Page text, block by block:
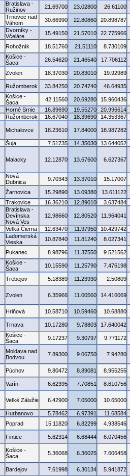
Bratislava -
Ružinov
21.69700 23.02800 26.61100
Trnovec nad
Váhom
30.66990 22.80860 20.898787
Dvorníky -
Včeláre
15.49150 21.57010 22.775966
Rohožník 18.51760 21.51110 8.730109
Košice -
Šaca
26.54620 21.46540 17.706112
Zvolen 18.37030 20.83010 19.92989
Ružomberok 33.84250 20.74740 46.64935
Košice -
Šaca
42.11560 20.69280 15.960436
Horné Srnie 16.89690 19.55270 20.996614
Ružomberok 16.67040 18.39690 14.353367
Michalovce 18.23610 17.84000 18.987282
Šuja 7.51735 14.35030 13.644052
Malacky 12.12870 13.67600 6.627367
Nová
Dubnica
9.70343 13.37010 15.17007
Žarnovica 15.29890 13.09380 13.611122
Trakovice 16.36210 12.89010 3.637484
Bratislava -
Devínska
Nová Ves
12.98660 12.80520 11.964041
Veľká Čierna 12.63470 11.97950 10.429742
Ladomerská
Vieska
10.87840 11.81240 8.027341
Pukanec 8.98796 11.37550 9.521562
Košice -
Šaca
10.15590 11.25790 7.476198
Trebejov 5.18389 11.23930 2.50809
Zvolen 6.35966 11.00560 14.416069
Hriňová 10.58710 10.59460 10.68880
Trnava 10.17280 9.78803 17.640042
Košice -
Šaca
9.17237 9.30797 9.771172
Moldava nad
Bodvou
7.89300 9.06750 7.94280
Púchov 9.80472 8.89081 8.955255
Varín 6.62395 7.70851 8.610756
Veľké Zálužie 6.42900 7.05000 10.65000
Hurbanovo 5.78462 6.97391 11.68584
Poprad 15.11820 6.82299 4.938546
Fintice 5.62314 6.68444 6.070456
Košice -
Šaca
5.36068 6.36025 7.606458
Bardejov 7.61998 6.30134 5.941872